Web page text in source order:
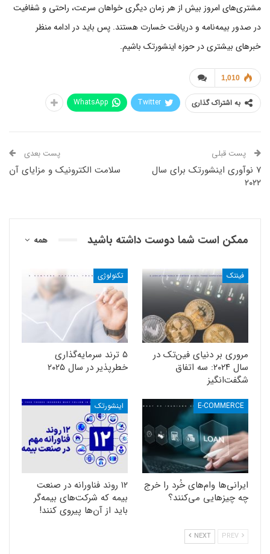
مشتری‌های امروز بیش از هر زمان دیگری خواهان سرعت، راحتی و شفافیت
در صدور بیمه‌نامه و دریافت خسارت هستند. پس باید در ادامه منظر
خبرهای بیشتری در حوزه اینشورتک باشیم.
1,010
به اشتراک گذاری Twitter
WhatsApp
پست قبلی
۷ نوآوری اینشورتک برای سال
۲۰۲۲
پست بعدی
سلامت الکترونیک و مزایای آن
همه ممکن است شما دوست داشته باشید
فینتک
مروری بر دنیای فین‌تک در
سال ۲۰۲۴: سه اتفاق
شگفت‌انگیز
تکنولوژی
۵ ترند سرمایه‌گذاری
خطرپذیر در سال ۲۰۲۵
E-COMMERCE
ایرانی‌ها وام‌های خُرد را خرج
چه چیزهایی می‌کنند؟
اینشورتک
۱۲ روند فناورانه در صنعت
بیمه که شرکت‌های بیمه‌گر
باید از آن‌ها پیروی کنند!
NEXT